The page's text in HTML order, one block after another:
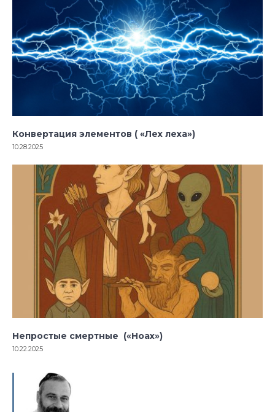
Конвертация элементов ( «Лех леха»)
10.28.2025
Непростые смертные («Ноах»)
10.22.2025